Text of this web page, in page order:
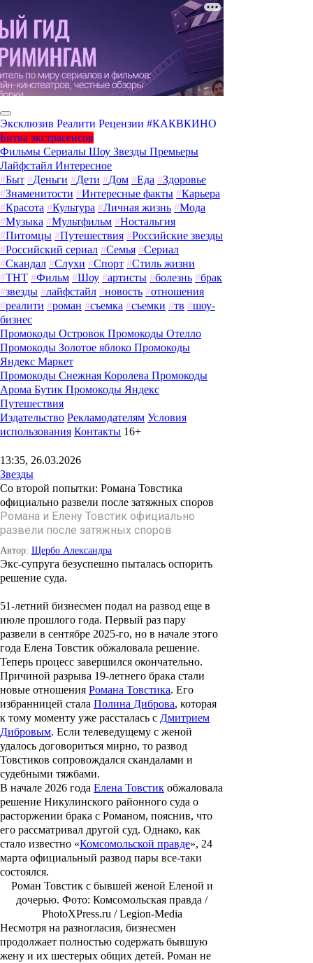
Эксклюзив Реалити Рецензии #КАКВКИНО
Битва экстрасенсов
Фильмы Сериалы Шоу Звезды Премьеры
Лайфстайл Интересное
#Быт #Деньги #Дети #Дом #Еда #Здоровье
#Знаменитости #Интересные факты #Карьера
#Красота #Культура #Личная жизнь #Мода
#Музыка #Мультфильм #Ностальгия
#Питомцы #Путешествия #Российские звезды
#Российский сериал #Семья #Сериал
#Скандал #Слухи #Спорт #Стиль жизни
#ТНТ #Фильм #Шоу #артисты #болезнь #брак
#звезды #лайфстайл #новость #отношения
#реалити #роман #съемка #съемки #тв #шоу-
бизнес
Промокоды Островок Промокоды Отелло
Промокоды Золотое яблоко Промокоды
Яндекс Маркет
Промокоды Снежная Королева Промокоды
Арома Бутик Промокоды Яндекс
Путешествия
Издательство Рекламодателям Условия
использования Контакты 16+
13:35, 26.03.2026
Звезды
Со второй попытки: Романа Товстика
официально развели после затяжных споров
Романа и Елену Товстик официально
развели после затяжных споров
Автор: Щербо Александра
Экс-супруга безуспешно пыталась оспорить
решение суда.
51-летний бизнесмен подал на развод еще в
июле прошлого года. Первый раз пару
развели в сентябре 2025‑го, но в начале этого
года Елена Товстик обжаловала решение.
Теперь процесс завершился окончательно.
Причиной разрыва 19‑летнего брака стали
новые отношения Романа Товстика. Его
избранницей стала Полина Диброва, которая
к тому моменту уже рассталась с Дмитрием
Дибровым. Если телеведущему с женой
удалось договориться мирно, то развод
Товстиков сопровождался скандалами и
судебными тяжбами.
В начале 2026 года Елена Товстик обжаловала
решение Никулинского районного суда о
расторжении брака с Романом, пояснив, что
его рассматривал другой суд. Однако, как
стало известно «Комсомольской правде», 24
марта официальный развод пары все-таки
состоялся.
Роман Товстик с бывшей женой Еленой и
дочерью. Фото: Комсомольская правда /
PhotoXPress.ru / Legion-Media
Несмотря на разногласия, бизнесмен
продолжает полностью содержать бывшую
жену и их шестерых общих детей. Роман не